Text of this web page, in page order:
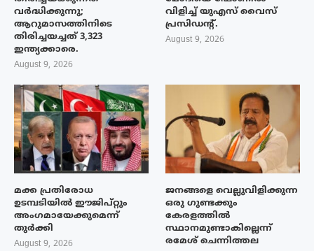
വർദ്ധിക്കുന്നു;
ആറുമാസത്തിനിടെ
തിരിച്ചയച്ചത് 3,323
ഇന്ത്യക്കാരെ.
August 9, 2026
വിളിച്ച് യുഎസ് വൈസ്
പ്രസിഡന്റ്.
August 9, 2026
മക്ക പ്രതിരോധ
ഉടമ്പടിയിൽ ഈജിപ്റ്റും
അംഗമായേക്കുമെന്ന്
തുർക്കി
August 9, 2026
ജനങ്ങളെ വെല്ലുവിളിക്കുന്ന
ഒരു ഗുണ്ടക്കും
കേരളത്തിൽ
സ്ഥാനമുണ്ടാകില്ലെന്ന്
രമേശ് ചെന്നിത്തല